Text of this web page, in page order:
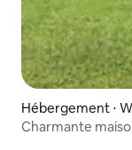
Hébergement ⋅
Charmante